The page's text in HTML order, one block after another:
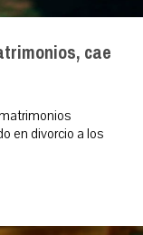
cae
en divorcio a los